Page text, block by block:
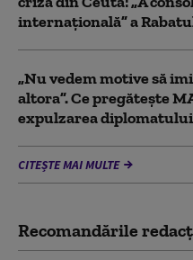
internațională” a
„Nu vedem motive să
altora”. Ce pregătește
expulzarea
CITEȘTE MAI MULTE
Recomandările